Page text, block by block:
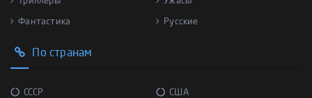
Фантастика Русские
По странам
СССР США